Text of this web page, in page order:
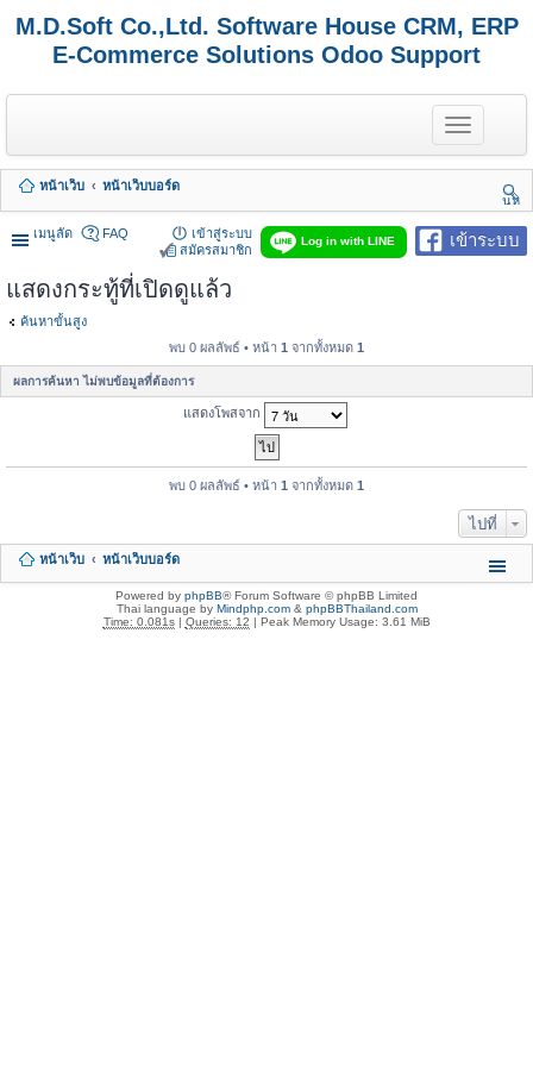
M.D.Soft Co.,Ltd. Software House CRM, ERP
E-Commerce Solutions Odoo Support
T
o
g
e
n
a
n
หน้าเว็บ
หน้าเว็บบอร์ด
นห
า
เมนูลัด
เข้าระบบ
Log in with LINE
FAQ
เข้าสู่ระบบ
สมัครสมาชิก
แสดงกระทู้ที่เปิดดูแล้ว
ค้นหาขั้นสูง
พบ 0 ผลลัพธ์ • หน้า 1 จากทั้งหมด 1
ผลการค้นหา ไม่พบข้อมูลที่ต้องการ
แสดงโพสจาก
พบ 0 ผลลัพธ์ • หน้า 1 จากทั้งหมด 1
ไปที่
หน้าเว็บ หน้าเว็บบอร์ด
Powered by phpBB® Forum Software © phpBB Limited
Thai language by Mindphp.com& phpBBThailand.com
Time: 0.081s| Queries: 12 | Peak Memory Usage: 3.61 MiB